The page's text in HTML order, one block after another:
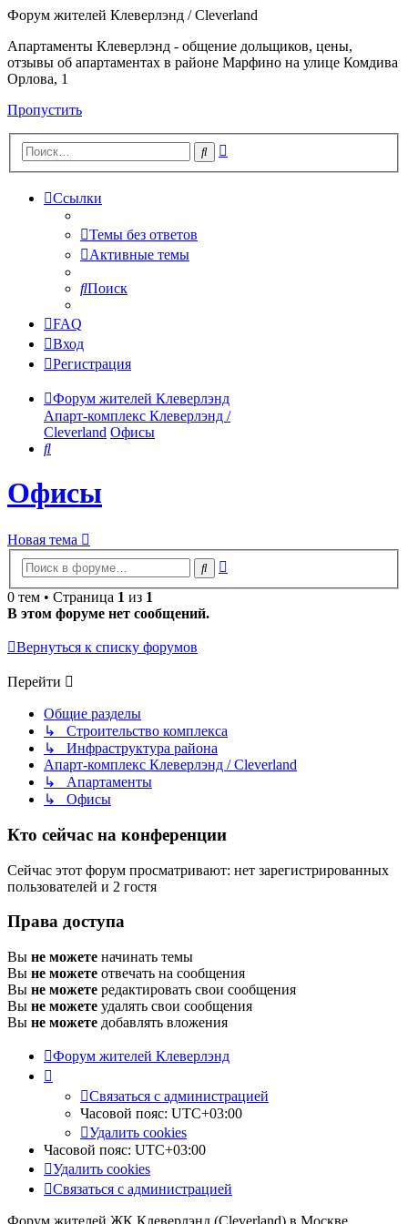
Форум жителей Клеверлэнд / Cleverland
Апартаменты Клеверлэнд - общение дольщиков, цены,
отзывы об апартаментах в районе Марфино на улице Комдива
Орлова, 1
Пропустить
Поиск
Ссылки
Темы без ответов
Активные темы
Поиск
FAQ
Вход
Регистрация
Форум жителей Клеверлэнд
Апарт-комплекс Клеверлэнд /
Cleverland Офисы
Поиск
Офисы
Новая тема
Поиск
0 тем • Страница 1 из 1
В этом форуме нет сообщений.
Вернуться к списку форумов
Перейти
Общие разделы
↳ Строительство комплекса
↳ Инфраструктура района
Апарт-комплекс Клеверлэнд / Cleverland
↳ Апартаменты
↳ Офисы
Кто сейчас на конференции
Сейчас этот форум просматривают: нет зарегистрированных
пользователей и 2 гостя
Права доступа
Вы не можете начинать темы
Вы не можете отвечать на сообщения
Вы не можете редактировать свои сообщения
Вы не можете удалять свои сообщения
Вы не можете добавлять вложения
Форум жителей Клеверлэнд
Связаться с администрацией
Часовой пояс: UTC+03:00
Удалить cookies
Часовой пояс: UTC+03:00
Удалить cookies
Связаться с администрацией
Форум жителей ЖК Клеверлэнд (Cleverland) в Москве.